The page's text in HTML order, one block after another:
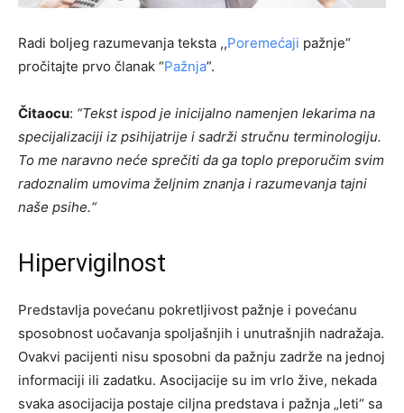
Radi boljeg razumevanja teksta ,,Poremećaji pažnje“
pročitajte prvo članak “Pažnja”.
Čitaocu: “Tekst ispod je inicijalno namenjen lekarima na
specijalizaciji iz psihijatrije i sadrži stručnu terminologiju.
To me naravno neće sprečiti da ga toplo preporučim svim
radoznalim umovima željnim znanja i razumevanja tajni
naše psihe.“
Hipervigilnost
Predstavlja povećanu pokretljivost pažnje i povećanu
sposobnost uočavanja spoljašnjih i unutrašnjih nadražaja.
Ovakvi pacijenti nisu sposobni da pažnju zadrže na jednoj
informaciji ili zadatku. Asocijacije su im vrlo žive, nekada
svaka asocijacija postaje ciljna predstava i pažnja „leti“ sa